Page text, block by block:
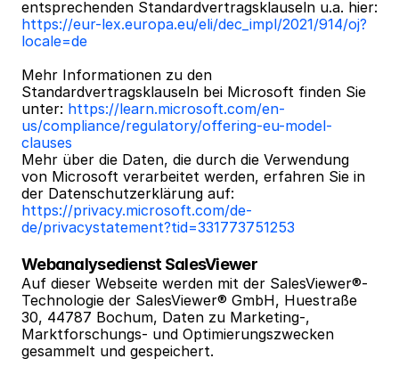
https://eur-lex.europa.eu/eli/dec_impl/2021/914/oj?
locale=de
Mehr Informationen zu den
Standardvertragsklauseln bei Microsoft finden Sie
unter: https://learn.microsoft.com/en-
us/compliance/regulatory/offering-eu-model-
clauses
Mehr über die Daten, die durch die Verwendung
von Microsoft verarbeitet werden, erfahren Sie in
https://privacy.microsoft.com/de-
de/privacystatement?tid=331773751253
Webanalysedienst SalesViewer
Auf dieser Webseite werden mit der SalesViewer®-
Technologie der SalesViewer® GmbH, Huestraße
30, 44787 Bochum, Daten zu Marketing-,
Marktforschungs- und Optimierungszwecken
gesammelt und gespeichert.